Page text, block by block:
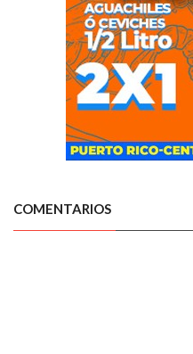
COMENTARIOS